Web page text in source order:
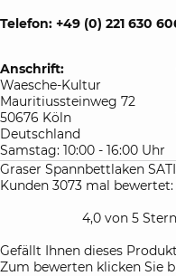
Telefon: +49 (0) 221 630
Anschrift:
Waesche-Kultur
Mauritiussteinweg 72
50676 Köln
Deutschland
Samstag: 10:00 - 16:00 Uhr
Graser Spannbettlaken
Kunden 3073 mal bewertet:
4,0 von 5
Gefällt Ihnen dieses
Zum bewerten klicken Sie